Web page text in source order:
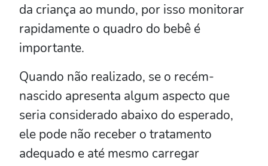
da criança ao mundo, por isso monitorar
rapidamente o quadro do bebê é
importante.
Quando não realizado, se o recém-
nascido apresenta algum aspecto que
seria considerado abaixo do esperado,
ele pode não receber o tratamento
adequado e até mesmo carregar